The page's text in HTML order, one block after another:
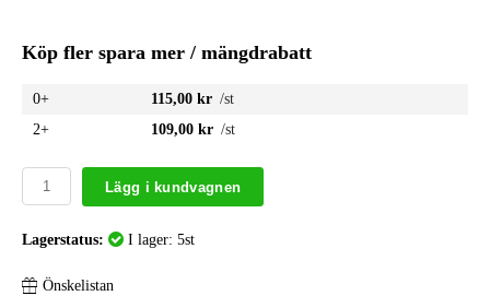
Köp fler spara mer / mängdrabatt
0+ 115,00 kr /st
2+
109,00 kr /st
Lägg i kundvagnen
Lagerstatus: I lager: 5st
Önskelistan